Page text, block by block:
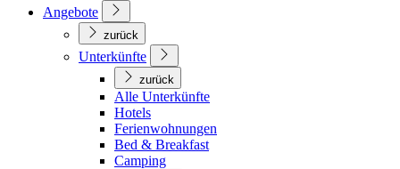
Angebote
zurück
Unterkünfte
zurück
Alle Unterkünfte
Hotels
Ferienwohnungen
Bed & Breakfast
Camping